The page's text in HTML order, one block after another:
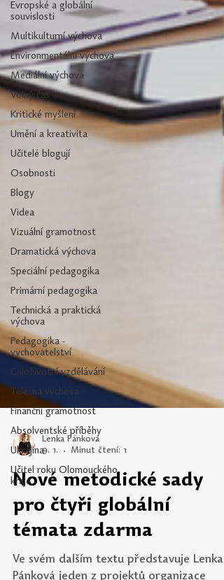
Evropské a globální
souvislosti
Multikulturní výchova
Environmentální výchova
Mediální výchova
Volný čas
Kritické myšlení
Umění a kreativita
Učitelé blogují
Osobnosti
Blogy
Videa
Vizuální gramotnost
Dramatická výchova
Speciální pedagogika
Primární pedagogika
Technická a praktická
výchova
Pedagogika -
vychovatelství
Celoživotní vzdělávání
Tělesná výchova
Finanční gramotnost
Absolventské příběhy
Ukrajina
Učitel roku Olomouckého
kraje
Lenka Pánková
Nové metodické sady
témata zdarma